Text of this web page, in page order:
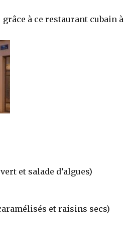
à ce restaurant cubain à
et salade d’algues)
et raisins secs)